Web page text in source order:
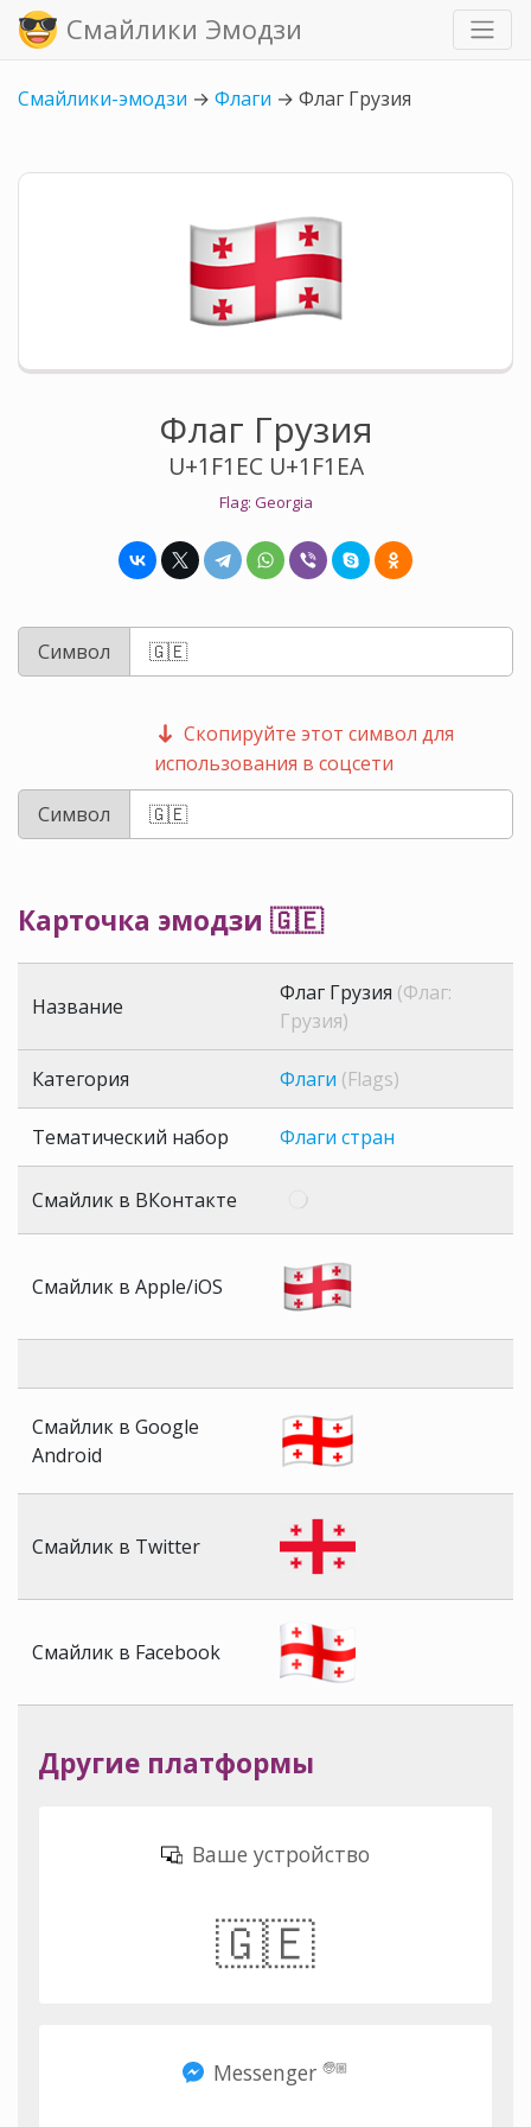
Смайлики Эмодзи
Смайлики-эмодзи → Флаги → Флаг Грузия
Флаг Грузия
U+1F1EC U+1F1EA
Flag: Georgia
Символ
Скопируйте этот символ для
использования в соцсети
Символ
Карточка эмодзи 🇬🇪
Название
Флаг Грузия (Флаг:
Грузия)
Категория Флаги (Flags)
Тематический набор Флаги стран
Смайлик в ВКонтакте
Смайлик в Apple/iOS
Смайлик в Google
Android
Смайлик в Twitter
Смайлик в Facebook
Другие платформы
Ваше устройство
🇬🇪
Messenger 🧓🏼